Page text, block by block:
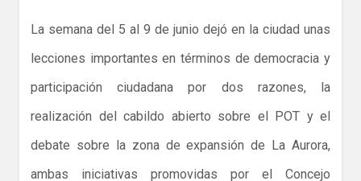
La semana del 5 al 9 de junio dejó en la ciudad unas
lecciones importantes en términos de democracia y
participación ciudadana por dos razones, la
realización del cabildo abierto sobre el POT y el
debate sobre la zona de expansión de La Aurora,
ambas iniciativas promovidas por el Concejo